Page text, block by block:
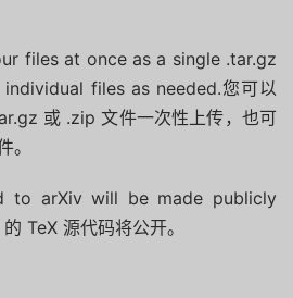
files at once as a single .tar.gz
files as needed.您可以
或 .zip 文件一次性上传，也可
。
to arXiv will be made publicly
TeX 源代码将公开。